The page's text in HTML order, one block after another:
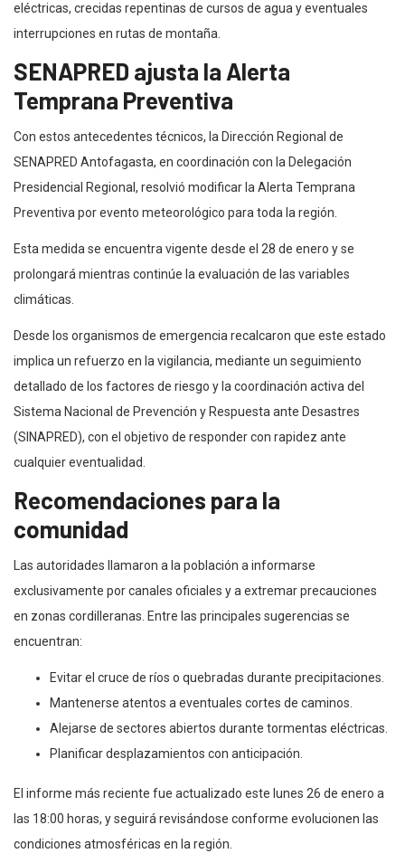
eléctricas, crecidas repentinas de cursos de agua y eventuales
interrupciones en rutas de montaña.
SENAPRED ajusta la Alerta
Temprana Preventiva
Con estos antecedentes técnicos, la Dirección Regional de
SENAPRED Antofagasta, en coordinación con la Delegación
Presidencial Regional, resolvió modificar la Alerta Temprana
Preventiva por evento meteorológico para toda la región.
Esta medida se encuentra vigente desde el 28 de enero y se
prolongará mientras continúe la evaluación de las variables
climáticas.
Desde los organismos de emergencia recalcaron que este estado
implica un refuerzo en la vigilancia, mediante un seguimiento
detallado de los factores de riesgo y la coordinación activa del
Sistema Nacional de Prevención y Respuesta ante Desastres
(SINAPRED), con el objetivo de responder con rapidez ante
cualquier eventualidad.
Recomendaciones para la
comunidad
Las autoridades llamaron a la población a informarse
exclusivamente por canales oficiales y a extremar precauciones
en zonas cordilleranas. Entre las principales sugerencias se
encuentran:
Evitar el cruce de ríos o quebradas durante precipitaciones.
Mantenerse atentos a eventuales cortes de caminos.
Alejarse de sectores abiertos durante tormentas eléctricas.
Planificar desplazamientos con anticipación.
El informe más reciente fue actualizado este lunes 26 de enero a
las 18:00 horas, y seguirá revisándose conforme evolucionen las
condiciones atmosféricas en la región.